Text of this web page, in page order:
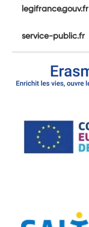
legifrance.gouv.fr
service-public.fr